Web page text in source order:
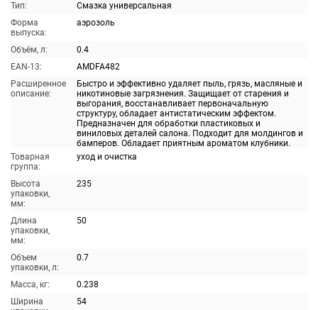
Тип:
Смазка универсальная
Форма
выпуска:
аэрозоль
Объём, л:
0.4
EAN-13:
AMDFA482
Расширенное
описание:
Быстро и эффективно удаляет пыль, грязь, масляные и
никотиновые загрязнения. Защищает от старения и
выгорания, восстанавливает первоначальную
структуру, обладает антистатическим эффектом.
Предназначен для обработки пластиковых и
виниловых деталей салона. Подходит для молдингов и
бамперов. Обладает приятным ароматом клубники.
Товарная
группа:
уход и очистка
Высота
упаковки,
мм:
235
Длина
упаковки,
мм:
50
Объем
упаковки, л:
0.7
Масса, кг:
0.238
Ширина
54